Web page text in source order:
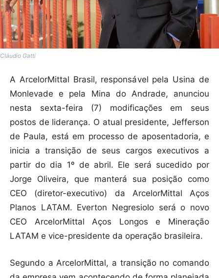
Cláudio Gatti
A ArcelorMittal Brasil, responsável pela Usina de
Monlevade e pela Mina do Andrade, anunciou
nesta sexta-feira (7) modificações em seus
postos de liderança. O atual presidente, Jefferson
de Paula, está em processo de aposentadoria, e
inicia a transição de seus cargos executivos a
partir do dia 1º de abril. Ele será sucedido por
Jorge Oliveira, que manterá sua posição como
CEO (diretor-executivo) da ArcelorMittal Aços
Planos LATAM. Everton Negresiolo será o novo
CEO ArcelorMittal Aços Longos e Mineração
LATAM e vice-presidente da operação brasileira.
Segundo a ArcelorMittal, a transição no comando